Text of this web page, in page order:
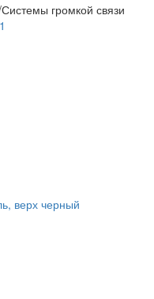
громкой связи
верх черный